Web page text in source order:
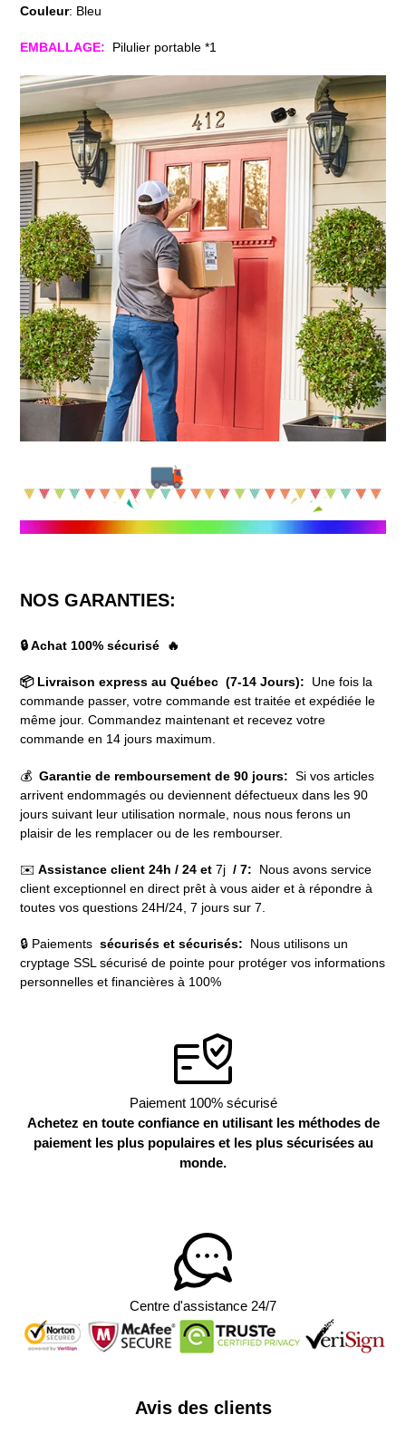
Couleur: Bleu
EMBALLAGE: Pilulier portable *1
NOS GARANTIES:
🔒 Achat 100% sécurisé 🔥
📦 Livraison express au Québec (7-14 Jours):
Une fois la
commande passer, votre commande est traitée et expédiée le
même jour. Commandez maintenant et recevez votre
commande en 14 jours maximum.
💰 Garantie de remboursement de 90 jours: Si vos articles
arrivent endommagés ou deviennent défectueux dans les 90
jours suivant leur utilisation normale, nous nous ferons un
plaisir de les remplacer ou de les rembourser.
✉️ Assistance client 24h / 24 et 7j / 7:
Nous avons service
client exceptionnel en direct prêt à vous aider et à répondre à
toutes vos questions 24H/24, 7 jours sur 7.
🔒 Paiements sécurisés et sécurisés: Nous utilisons un
cryptage SSL sécurisé de pointe pour protéger vos informations
personnelles et financières à 100%
Paiement 100% sécurisé
Achetez en toute confiance en utilisant les méthodes de
paiement les plus populaires et les plus sécurisées au
monde.
Centre d'assistance 24/7
Avis des clients